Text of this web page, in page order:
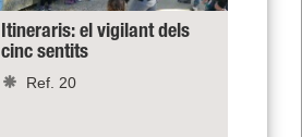
Itineraris: el vigilant dels
cinc sentits
Ref. 20